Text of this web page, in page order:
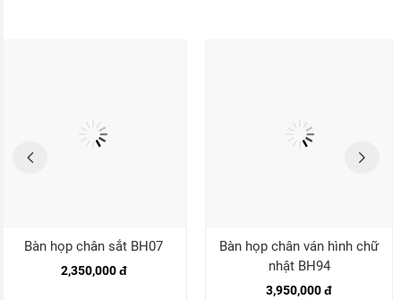
Bàn họp chân sắt BH07
2,350,000 đ
Bàn họp chân ván hình chữ
nhật BH94
3,950,000 đ